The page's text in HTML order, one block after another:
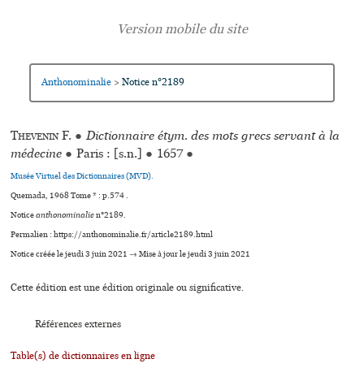
Anthonominalie > Notice n°2189
TheveninF. ● Dictionnaire étym. des mots grecs servant à la
médecine ● Paris : [s.n.] ● 1657 ●
Musée Virtuel des Dictionnaires (MVD).
Quemada, 1968 Tome * : p.574 .
Noticeanthonominalien°2189.
Permalien : https://anthonominalie.fr/article2189.html
Notice créée le jeudi 3 juin 2021 → Mise à jour le jeudi 3 juin 2021
Cette édition est une édition originale ou significative.
Références externes
Table(s) de dictionnaires en ligne